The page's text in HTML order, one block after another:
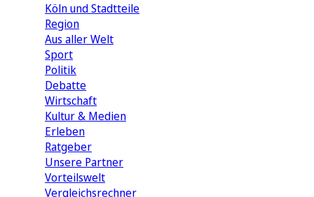
Köln und Stadtteile
Region
Aus aller Welt
Sport
Politik
Debatte
Wirtschaft
Kultur & Medien
Erleben
Ratgeber
Unsere Partner
Vorteilswelt
Vergleichsrechner